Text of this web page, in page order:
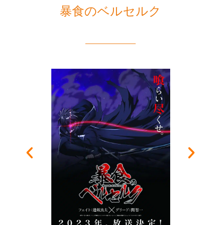
暴食のベルセルク